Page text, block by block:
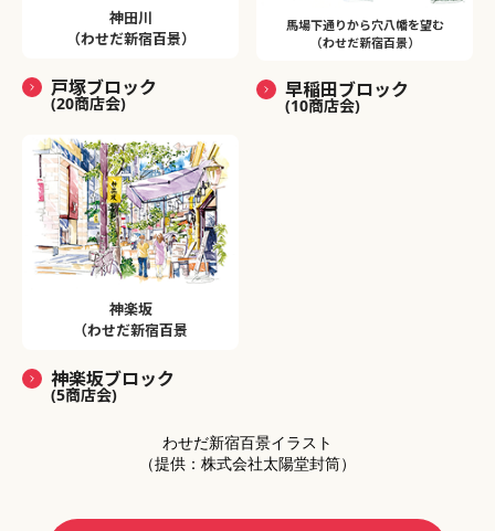
神田川
（わせだ新宿百景）
戸塚ブロック
(20商店会)
馬場下通りから穴八幡を望む
（わせだ新宿百景）
早稲田ブロック
(10商店会)
神楽坂
（わせだ新宿百景
神楽坂ブロック
(5商店会)
わせだ新宿百景イラスト
（提供：株式会社太陽堂封筒）